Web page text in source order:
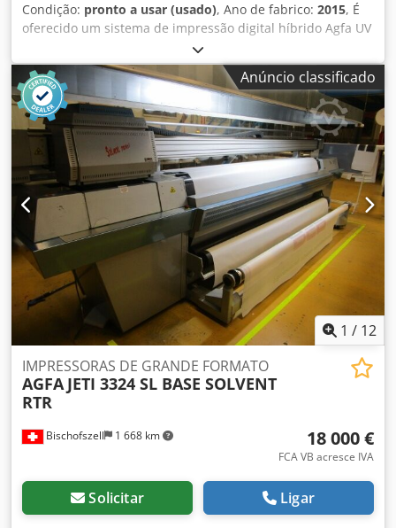
Condição: pronto a usar (usado), Ano de fabrico: 2015, É
oferecido um sistema de impressão digital híbrido Agfa UV
de grande formato. Resolução de impressão: 720 dpi/1440
dpi, velocidade máxima de impressão: 53 m²/h,
configuração de tinta: CMYK + lc + lm + branco, largura
máxima do material: 2050 mm, largura máxima de
impressão: 2000 mm, espessura máxima do material: 45
mm, peso máximo da placa: 10 kg/m². Dimensões da
máquina X/Y/Z: aproximadamente 4350 mm/1470
mm/1600 mm, peso: aproximadamente 1800 kg. Inclui 4
mesas em excelente estado para impressão de placas,
bem como uma estação de trabalho. Atualmente, a
configuração de tinta está ajustada para tinta de
sinalização rodoviária. É possível retornar à configuração
CMYK padrão. É possível realizar uma visita para inspeção
no local. Dsdpfx Afeznc Rlolokr
Anúncio classificado
1 / 12
Bischofszell 1 668 km
IMPRESSORAS DE GRANDE FORMATO
AGFA JETI 3324 SL BASE SOLVENT
RTR
18 000 €
FCA VB acresce IVA
Solicitar Ligar